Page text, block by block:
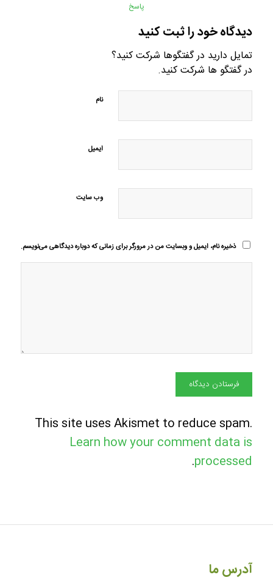
پاسخ
دیدگاه خود را ثبت کنید
تمایل دارید در گفتگوها شرکت کنید؟
در گفتگو ها شرکت کنید.
نام
ایمیل
وب‌ سایت
ذخیره نام، ایمیل و وبسایت من در مرورگر برای زمانی که دوباره دیدگاهی می‌نویسم.
This site uses Akismet to reduce spam.
Learn how your comment data is
processed
.
آدرس ما